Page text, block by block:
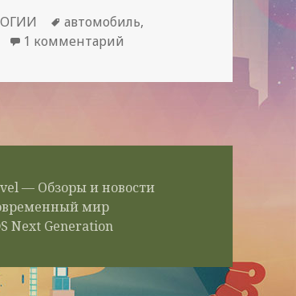
Метки
автомобиль,
1 комментарий к записи Автомобиль на
— Обзоры и новости
мир
Next Generation